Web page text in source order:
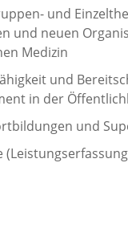
und
und neuen
Medizin
und
in der
und